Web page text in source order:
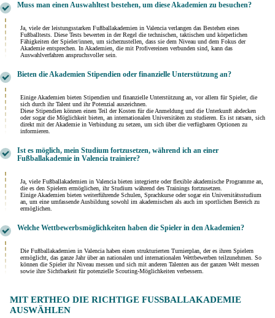
Muss man einen Auswahltest bestehen, um diese Akademien zu besuchen?
Ja, viele der leistungsstarken Fußballakademien in Valencia verlangen das Bestehen eines
Fußballtests. Diese Tests bewerten in der Regel die technischen, taktischen und körperlichen
Fähigkeiten der Spieler/innen, um sicherzustellen, dass sie dem Niveau und dem Fokus der
Akademie entsprechen. In Akademien, die mit Profivereinen verbunden sind, kann das
Auswahlverfahren anspruchsvoller sein.
Bieten die Akademien Stipendien oder finanzielle Unterstützung an?
Einige Akademien bieten Stipendien und finanzielle Unterstützung an, vor allem für Spieler, die
sich durch ihr Talent und ihr Potenzial auszeichnen.
Diese Stipendien können einen Teil der Kosten für die Anmeldung und die Unterkunft abdecken
oder sogar die Möglichkeit bieten, an internationalen Universitäten zu studieren. Es ist ratsam, sich
direkt mit der Akademie in Verbindung zu setzen, um sich über die verfügbaren Optionen zu
informieren.
Ist es möglich, mein Studium fortzusetzen, während ich an einer
Fußballakademie in Valencia trainiere?
Ja, viele Fußballakademien in Valencia bieten integrierte oder flexible akademische Programme an,
die es den Spielern ermöglichen, ihr Studium während des Trainings fortzusetzen.
Einige Akademien bieten weiterführende Schulen, Sprachkurse oder sogar ein Universitätsstudium
an, um eine umfassende Ausbildung sowohl im akademischen als auch im sportlichen Bereich zu
ermöglichen.
Welche Wettbewerbsmöglichkeiten haben die Spieler in den Akademien?
Die Fußballakademien in Valencia haben einen strukturierten Turnierplan, der es ihren Spielern
ermöglicht, das ganze Jahr über an nationalen und internationalen Wettbewerben teilzunehmen. So
können die Spieler ihr Niveau messen und sich mit anderen Talenten aus der ganzen Welt messen
sowie ihre Sichtbarkeit für potenzielle Scouting-Möglichkeiten verbessern.
MIT ERTHEO DIE RICHTIGE FUSSBALLAKADEMIE A
USWÄHLEN